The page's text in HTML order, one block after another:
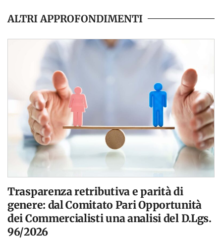
ALTRI APPROFONDIMENTI
Trasparenza retributiva e parità di
genere: dal Comitato Pari Opportunità
dei Commercialisti una analisi del D.Lgs.
96/2026